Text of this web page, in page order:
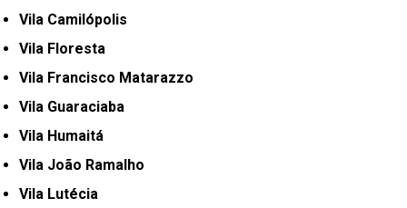
Vila Camilópolis
Vila Floresta
Vila Francisco Matarazzo
Vila Guaraciaba
Vila Humaitá
Vila João Ramalho
Vila Lutécia